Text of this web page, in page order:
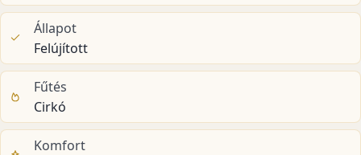
Állapot
Felújított
Fűtés
Cirkó
Komfort